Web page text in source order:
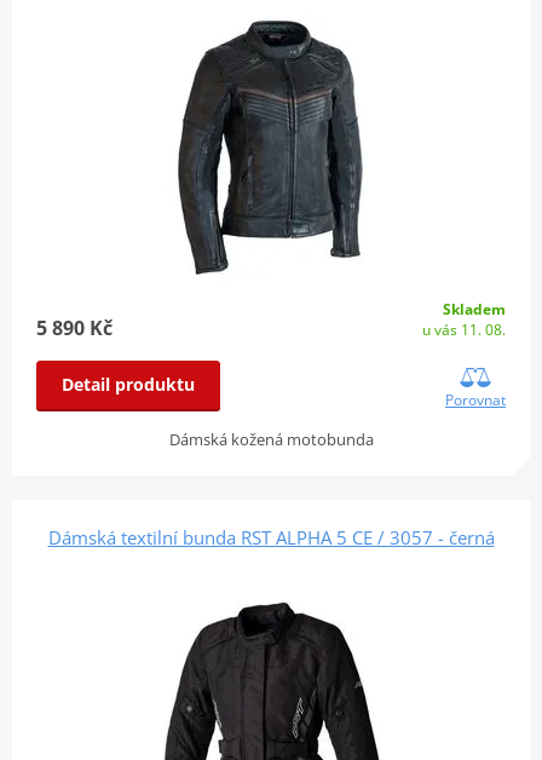
5 890 Kč
Skladem
u vás 11. 08.
Detail produktu
Porovnat
Dámská kožená motobunda
Dámská textilní bunda RST ALPHA 5 CE / 3057 - černá